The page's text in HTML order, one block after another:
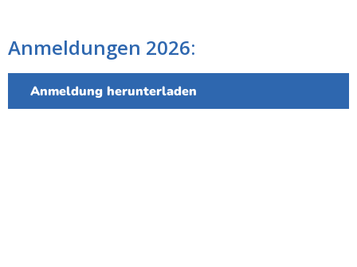
Anmeldungen 2026:
Anmeldung herunterladen